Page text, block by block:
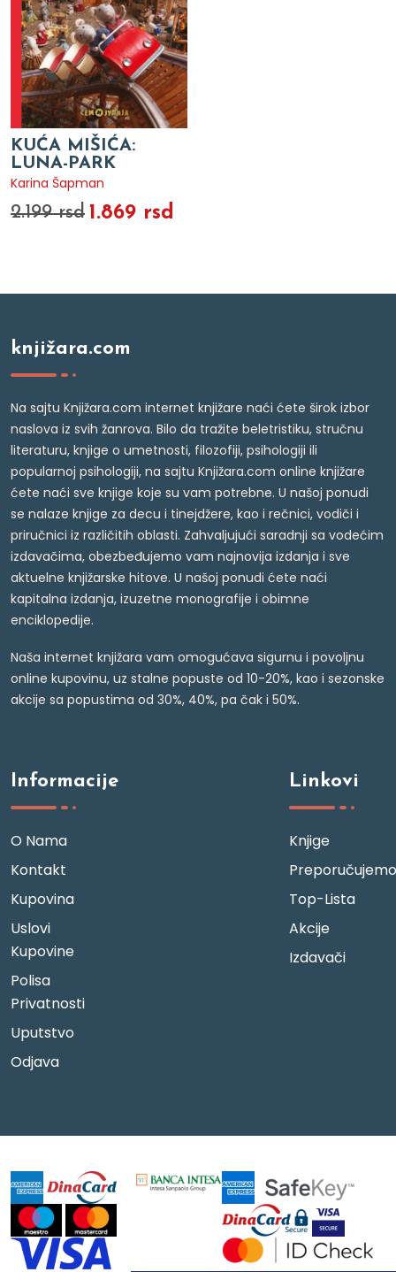
KUĆA MIŠIĆA:
LUNA-PARK
Karina Šapman
2.199 rsd 1.869 rsd
knjižara.com
Na sajtu Knjižara.com internet knjižare naći ćete širok izbor
naslova iz svih žanrova. Bilo da tražite beletristiku, stručnu
literaturu, knjige o umetnosti, filozofiji, psihologiji ili
popularnoj psihologiji, na sajtu Knjižara.com online knjižare
ćete naći sve knjige koje su vam potrebne. U našoj ponudi
se nalaze knjige za decu i tinejdžere, kao i rečnici, vodiči i
priručnici iz različitih oblasti. Zahvaljujući saradnji sa vodećim
izdavačima, obezbeđujemo vam najnovija izdanja i sve
aktuelne knjižarske hitove. U našoj ponudi ćete naći
kapitalna izdanja, izuzetne monografije i obimne
enciklopedije.
Naša internet knjižara vam omogućava sigurnu i povoljnu
online kupovinu, uz stalne popuste od 10-20%, kao i sezonske
akcije sa popustima od 30%, 40%, pa čak i 50%.
Informacije
O Nama
Kontakt
Kupovina
Uslovi
Kupovine
Polisa
Privatnosti
Uputstvo
Odjava
Linkovi
Knjige
Preporučujemo
Top-Lista
Akcije
Izdavači